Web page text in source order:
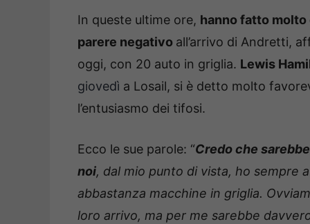
In queste ultime ore, hanno fatto
parere negativo all’arrivo di Andretti,
oggi, con 20 auto in griglia. Lewis
giovedì a Losail, si è detto molto
l’entusiasmo dei tifosi.
Ecco le sue parole: “Credo che
noi, dal mio punto di vista, ho sempre
abbastanza macchine in griglia.
loro arrivo, ma per me sarebbe